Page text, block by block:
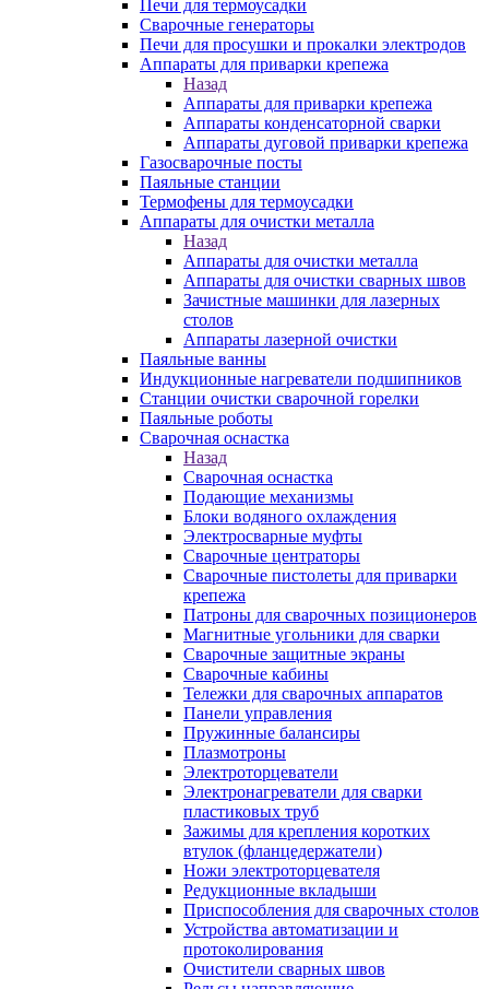
Печи для термоусадки
Сварочные генераторы
Печи для просушки и прокалки электродов
Аппараты для приварки крепежа
Назад
Аппараты для приварки крепежа
Аппараты конденсаторной сварки
Аппараты дуговой приварки крепежа
Газосварочные посты
Паяльные станции
Термофены для термоусадки
Аппараты для очистки металла
Назад
Аппараты для очистки металла
Аппараты для очистки сварных швов
Зачистные машинки для лазерных
столов
Аппараты лазерной очистки
Паяльные ванны
Индукционные нагреватели подшипников
Станции очистки сварочной горелки
Паяльные роботы
Сварочная оснастка
Назад
Сварочная оснастка
Подающие механизмы
Блоки водяного охлаждения
Электросварные муфты
Сварочные центраторы
Сварочные пистолеты для приварки
крепежа
Патроны для сварочных позиционеров
Магнитные угольники для сварки
Сварочные защитные экраны
Сварочные кабины
Тележки для сварочных аппаратов
Панели управления
Пружинные балансиры
Плазмотроны
Электроторцеватели
Электронагреватели для сварки
пластиковых труб
Зажимы для крепления коротких
втулок (фланцедержатели)
Ножи электроторцевателя
Редукционные вкладыши
Приспособления для сварочных столов
Устройства автоматизации и
протоколирования
Очистители сварных швов